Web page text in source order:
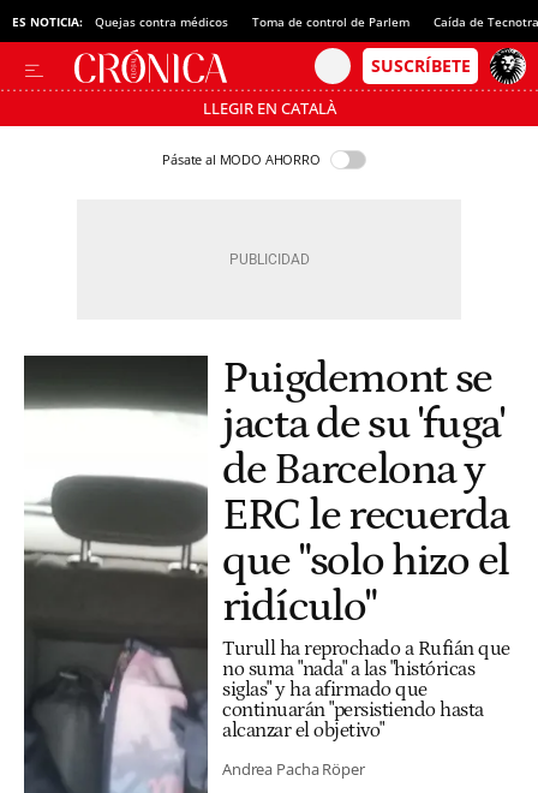
ES NOTICIA: Quejas contra médicos Toma de control de Parlem Caída de
LLEGIR EN CATALÀ
Pásate al MODO AHORRO
Puigdemont se
jacta de su 'fuga'
de Barcelona y
ERC le recuerda
que "solo hizo el
ridículo"
Turull ha reprochado a Rufián que
no suma "nada" a las "históricas
siglas" y ha afirmado que
continuarán "persistiendo hasta
alcanzar el objetivo"
Andrea Pacha Röper